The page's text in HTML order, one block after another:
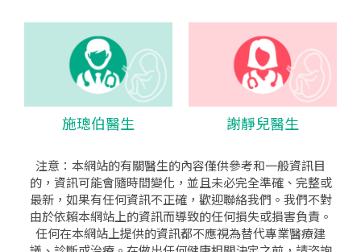
施璁伯醫生 謝靜兒醫生
注意：本網站的有關醫生的內容僅供參考和一般資訊目
的，資訊可能會隨時間變化，並且未必完全準確、完整或
最新，如果有任何資訊不正確，歡迎聯絡我們。我們不對
由於依賴本網站上的資訊而導致的任何損失或損害負責。
任何在本網站上提供的資訊都不應視為替代專業醫療建